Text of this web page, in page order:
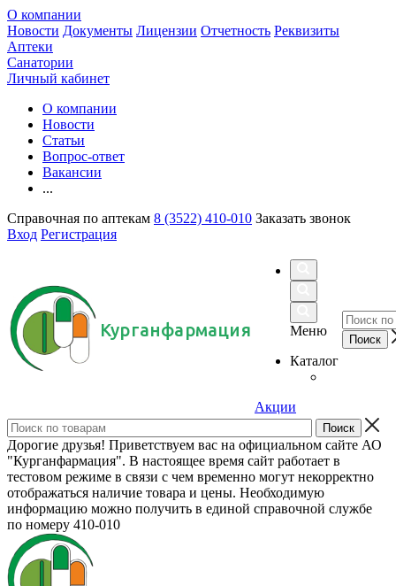
О компании
Новости Документы Лицензии Отчетность Реквизиты
Аптеки
Санатории
Личный кабинет
О компании
Новости
Статьи
Вопрос-ответ
Вакансии
...
Справочная по аптекам 8 (3522) 410-010 Заказать звонок
Вход Регистрация
Курганфармация
Меню
Каталог
Акции
Дорогие друзья! Приветствуем вас на официальном сайте АО
"Курганфармация". В настоящее время сайт работает в
тестовом режиме в связи с чем временно могут некорректно
отображаться наличие товара и цены. Необходимую
информацию можно получить в единой справочной службе
по номеру 410-010